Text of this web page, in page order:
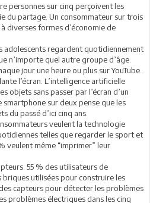
personnes sur cinq perçoivent les
du partage. Un consommateur sur trois
diverses formes d’économie de
adolescents regardent quotidiennement
n’importe quel autre groupe d’âge.
jour une heure ou plus sur YouTube.
l’écran. L’intelligence artificielle
objets sans passer par l’écran d’un
sur deux pense que les
du passé d’ici cinq ans.
veulent la technologie
telles que regarder le sport et
veulent même “imprimer” leur
55 % des utilisateurs de
briques utilisées pour construire les
capteurs pour détecter les problèmes
problèmes électriques dans les cinq